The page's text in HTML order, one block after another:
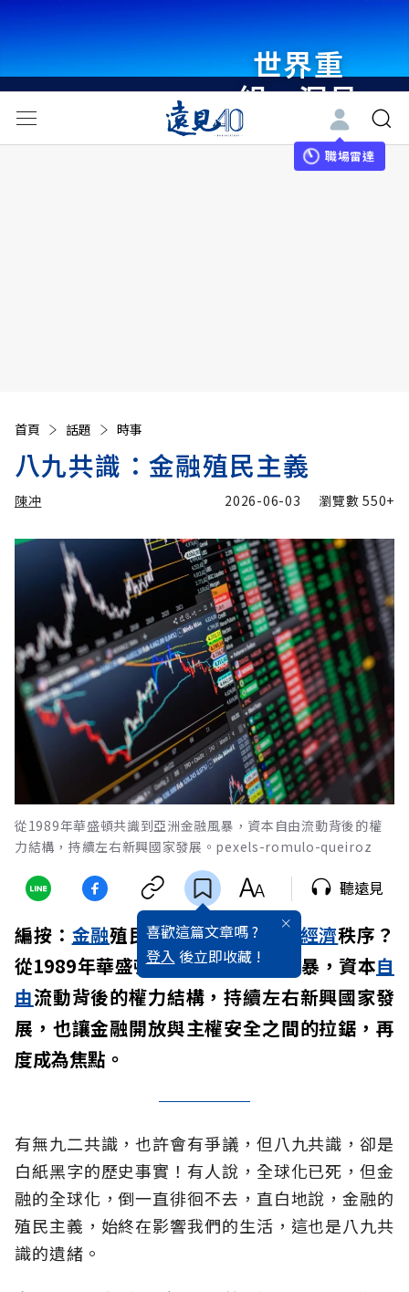
世界重
組・洞見
未來 與
世界領袖
職場雷達
首頁 話題 時事
八九共識：金融殖民主義
陳冲 2026-06-03 瀏覽數550+
從1989年華盛頓共識到亞洲金融風暴，資本自由流動背後的權
力結構，持續左右新興國家發展。pexels-romulo-queiroz
喜歡這篇文章嗎 ?
登入 後立即收藏 !
聽遠見
編按： 金融殖民主義如何影響全球 經濟秩序？
從1989年華盛頓共識到亞洲金融風暴，資本自
由流動背後的權力結構，持續左右新興國家發
展，也讓金融開放與主權安全之間的拉鋸，再
度成為焦點。
有無九二共識，也許會有爭議，但八九共識，卻是
白紙黑字的歷史事實！有人說，全球化已死，但金
融的全球化，倒一直徘徊不去，直白地說，金融的
殖民主義，始終在影響我們的生活，這也是八九共
識的遺緒。